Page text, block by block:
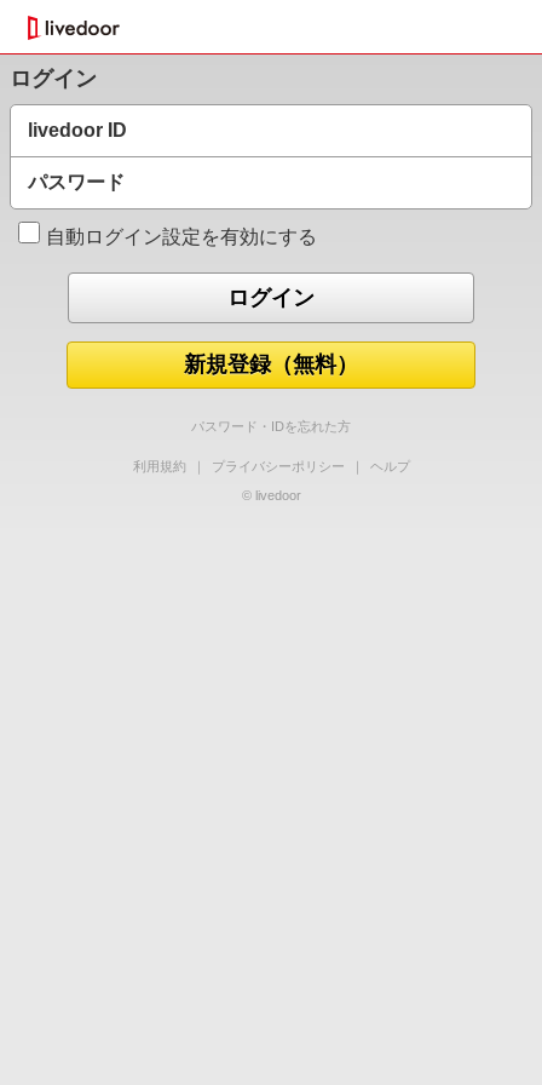
ログイン
livedoor ID
パスワード
自動ログイン設定を有効にする
新規登録（無料）
パスワード・IDを忘れた方
利用規約 ｜ プライバシーポリシー ｜
ヘルプ
© livedoor